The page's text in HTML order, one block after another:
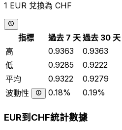
1 EUR 兌換為 CHF
指標 過去 7 天 過去 30 天
高
0.9363 0.9363
低
0.9285 0.9222
平均
0.9322 0.9279
波動性
0.18% 0.19%
EUR到CHF統計數據